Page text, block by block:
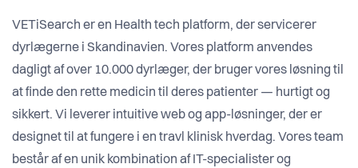
VETiSearch er en Health tech platform, der servicerer
dyrlægerne i Skandinavien. Vores platform anvendes
dagligt af over 10.000 dyrlæger, der bruger vores løsning til
at finde den rette medicin til deres patienter — hurtigt og
sikkert. Vi leverer intuitive web og app-løsninger, der er
designet til at fungere i en travl klinisk hverdag. Vores team
består af en unik kombination af IT-specialister og